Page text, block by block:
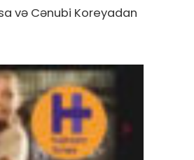
və Cənubi Koreyadan